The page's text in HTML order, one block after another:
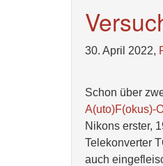
30. April 2022,
Schon über
A(uto)F(okus)-
Nikons erster,
Telekonverter
auch